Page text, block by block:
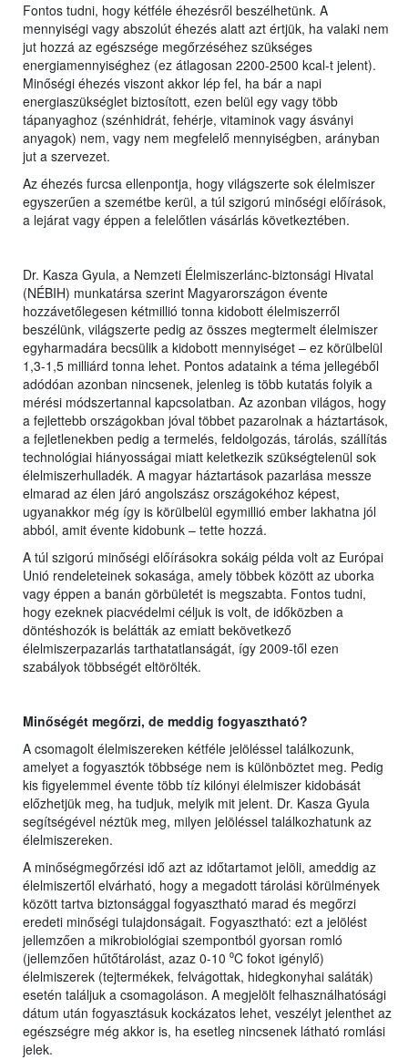
Fontos tudni, hogy kétféle éhezésről beszélhetünk. A
mennyiségi vagy abszolút éhezés alatt azt értjük, ha valaki nem
jut hozzá az egészsége megőrzéséhez szükséges
energiamennyiséghez (ez átlagosan 2200-2500 kcal-t jelent).
Minőségi éhezés viszont akkor lép fel, ha bár a napi
energiaszükséglet biztosított, ezen belül egy vagy több
tápanyaghoz (szénhidrát, fehérje, vitaminok vagy ásványi
anyagok) nem, vagy nem megfelelő mennyiségben, arányban
jut a szervezet.
Az éhezés furcsa ellenpontja, hogy világszerte sok élelmiszer
egyszerűen a szemétbe kerül, a túl szigorú minőségi előírások,
a lejárat vagy éppen a felelőtlen vásárlás következtében.
Dr. Kasza Gyula, a Nemzeti Élelmiszerlánc-biztonsági Hivatal
(NÉBIH) munkatársa szerint Magyarországon évente
hozzávetőlegesen kétmillió tonna kidobott élelmiszerről
beszélünk, világszerte pedig az összes megtermelt élelmiszer
egyharmadára becsülik a kidobott mennyiséget – ez körülbelül
1,3-1,5 milliárd tonna lehet. Pontos adataink a téma jellegéből
adódóan azonban nincsenek, jelenleg is több kutatás folyik a
mérési módszertannal kapcsolatban. Az azonban világos, hogy
a fejlettebb országokban jóval többet pazarolnak a háztartások,
a fejletlenekben pedig a termelés, feldolgozás, tárolás, szállítás
technológiai hiányosságai miatt keletkezik szükségtelenül sok
élelmiszerhulladék. A magyar háztartások pazarlása messze
elmarad az élen járó angolszász országokéhoz képest,
ugyanakkor még így is körülbelül egymillió ember lakhatna jól
abból, amit évente kidobunk – tette hozzá.
A túl szigorú minőségi előírásokra sokáig példa volt az Európai
Unió rendeleteinek sokasága, amely többek között az uborka
vagy éppen a banán görbületét is megszabta. Fontos tudni,
hogy ezeknek piacvédelmi céljuk is volt, de időközben a
döntéshozók is belátták az emiatt bekövetkező
élelmiszerpazarlás tarthatatlanságát, így 2009-től ezen
szabályok többségét eltörölték.
Minőségét megőrzi, de meddig fogyasztható?
A csomagolt élelmiszereken kétféle jelöléssel találkozunk,
amelyet a fogyasztók többsége nem is különböztet meg. Pedig
kis figyelemmel évente több tíz kilónyi élelmiszer kidobását
előzhetjük meg, ha tudjuk, melyik mit jelent. Dr. Kasza Gyula
segítségével néztük meg, milyen jelöléssel találkozhatunk az
élelmiszereken.
A minőségmegőrzési idő azt az időtartamot jelöli, ameddig az
élelmiszertől elvárható, hogy a megadott tárolási körülmények
között tartva biztonsággal fogyasztható marad és megőrzi
eredeti minőségi tulajdonságait. Fogyasztható: ezt a jelölést
jellemzően a mikrobiológiai szempontból gyorsan romló
(jellemzően hűtőtárolást, azaz 0-10 ⁰C fokot igénylő)
élelmiszerek (tejtermékek, felvágottak, hidegkonyhai saláták)
esetén találjuk a csomagoláson. A megjelölt felhasználhatósági
dátum után fogyasztásuk kockázatos lehet, veszélyt jelenthet az
egészségre még akkor is, ha esetleg nincsenek látható romlási
jelek.